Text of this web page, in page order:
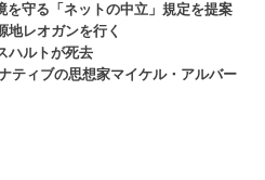
を守る「ネットの中立」規定を提案
レオガンを行く
ハルトが死去
ティブの思想家マイケル・アルバー